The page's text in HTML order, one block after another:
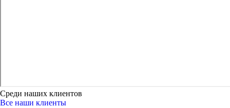
Среди наших клиентов
Все наши клиенты